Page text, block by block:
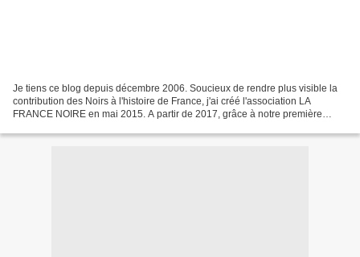
Je tiens ce blog depuis décembre 2006. Soucieux de rendre plus visible la
contribution des Noirs à l'histoire de France, j'ai créé l'association LA
FRANCE NOIRE en mai 2015. A partir de 2017, grâce à notre première